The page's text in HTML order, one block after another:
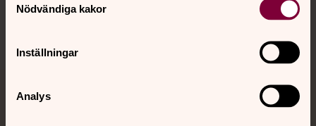
Nödvändiga kakor
Inställningar
Analys
Jourhavande präst